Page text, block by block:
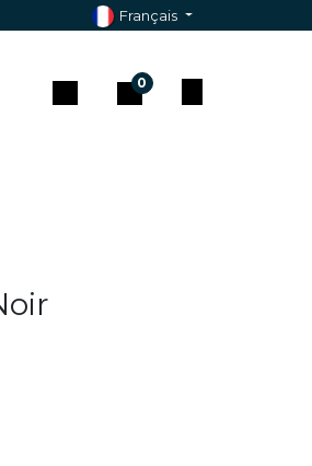
Français
0